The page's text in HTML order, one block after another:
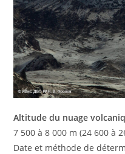
Altitude du nuage
7 500 à 8 000 m (24 600 à
Date et méthode de